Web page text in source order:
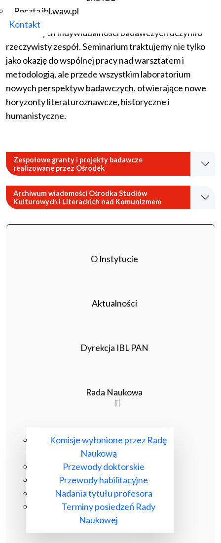
Poczta ibl.waw.pl
Kontakt
O Instytucie
Aktualności
Dyrekcja IBL PAN
Rada Naukowa
Komisje wyłonione przez Radę
Naukową
Przewody doktorskie
Przewody habilitacyjne
Nadania tytułu profesora
Terminy posiedzeń Rady
Naukowej
Ośrodka jest regularne seminarium, które z kilkunastu
niezależnych indywidualności badawczych uczyniło
rzeczywisty zespół. Seminarium traktujemy nie tylko
jako okazję do wspólnej pracy nad warsztatem i
metodologią, ale przede wszystkim laboratorium
nowych perspektyw badawczych, otwierające nowe
horyzonty literaturoznawcze, historyczne i
humanistyczne.
Zespołowe granty i projekty badawcze
realizowane przez Ośrodek
Archiwum wiadomości Ośrodka Studiów
Kulturowych i Literackich nad Komunizmem